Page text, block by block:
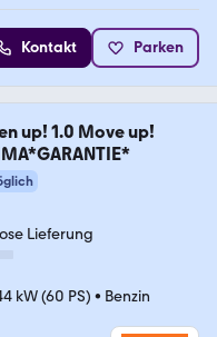
Kontakt Parken
up! 1.0 Move up!
Lieferung
kW (60 PS) • Benzin